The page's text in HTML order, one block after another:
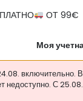
ОТ 99€
Моя
включительно.
недоступно. С